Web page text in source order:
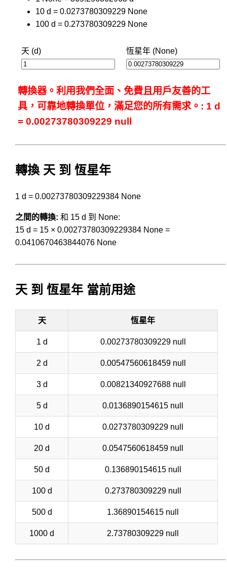
10 d = 0.0273780309229 None
100 d = 0.273780309229 None
天 (d) 恆星年 (None)
轉換器。利用我們全面、免費且用戶友善的工
具，可靠地轉換單位，滿足您的所有需求。: 1 d
= 0.00273780309229 null
轉換 天 到 恆星年
1 d = 0.00273780309229384 None
之間的轉換: 和 15 d 到 None:
15 d = 15 × 0.00273780309229384 None =
0.0410670463844076 None
天 到 恆星年 當前用途
天 恆星年
1 d 0.00273780309229 null
2 d 0.00547560618459 null
3 d 0.00821340927688 null
5 d 0.0136890154615 null
10 d 0.0273780309229 null
20 d 0.0547560618459 null
50 d 0.136890154615 null
100 d 0.273780309229 null
500 d 1.36890154615 null
1000 d 2.73780309229 null